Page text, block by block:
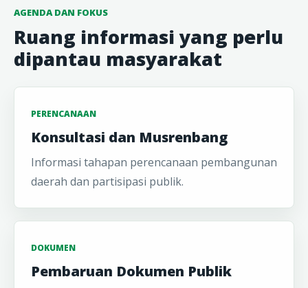
AGENDA DAN FOKUS
Ruang informasi yang perlu
dipantau masyarakat
PERENCANAAN
Konsultasi dan Musrenbang
Informasi tahapan perencanaan pembangunan
daerah dan partisipasi publik.
DOKUMEN
Pembaruan Dokumen Publik